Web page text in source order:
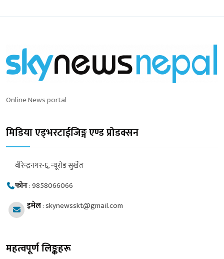
Online News portal
मिडिया एड्भरटाईजिङ्ग एण्ड प्रोडक्सन
वीरेन्द्रनगर-६, न्यूरोड सुर्खेत
फोन:9858066066
इमेल:skynewsskt@gmail.com
महत्वपूर्ण लिङ्कहरू